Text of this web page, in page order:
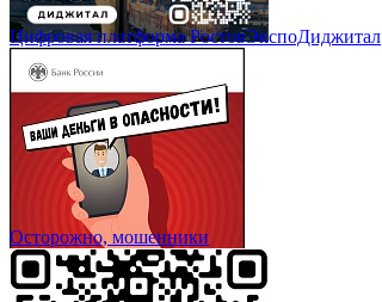
Цифровая платформа РостовЭкспоДиджитал
Осторожно, мошенники